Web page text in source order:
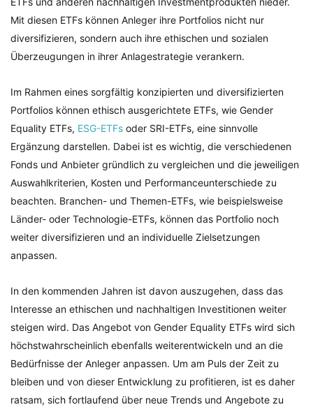
Mit diesen ETFs können Anleger ihre Portfolios nicht nur
diversifizieren, sondern auch ihre ethischen und sozialen
Überzeugungen in ihrer Anlagestrategie verankern.
Im Rahmen eines sorgfältig konzipierten und diversifizierten
Portfolios können ethisch ausgerichtete ETFs, wie Gender
Equality ETFs, ESG-ETFs oder SRI-ETFs, eine sinnvolle
Ergänzung darstellen. Dabei ist es wichtig, die verschiedenen
Fonds und Anbieter gründlich zu vergleichen und die jeweiligen
Auswahlkriterien, Kosten und Performanceunterschiede zu
beachten. Branchen- und Themen-ETFs, wie beispielsweise
Länder- oder Technologie-ETFs, können das Portfolio noch
weiter diversifizieren und an individuelle Zielsetzungen
anpassen.
In den kommenden Jahren ist davon auszugehen, dass das
Interesse an ethischen und nachhaltigen Investitionen weiter
steigen wird. Das Angebot von Gender Equality ETFs wird sich
höchstwahrscheinlich ebenfalls weiterentwickeln und an die
Bedürfnisse der Anleger anpassen. Um am Puls der Zeit zu
bleiben und von dieser Entwicklung zu profitieren, ist es daher
ratsam, sich fortlaufend über neue Trends und Angebote zu